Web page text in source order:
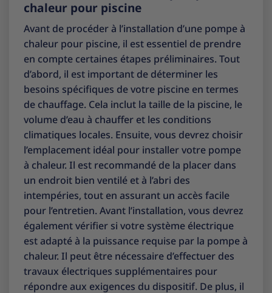
chaleur pour piscine
Avant de procéder à l’installation d’une pompe à
chaleur pour piscine, il est essentiel de prendre
en compte certaines étapes préliminaires. Tout
d’abord, il est important de déterminer les
besoins spécifiques de votre piscine en termes
de chauffage. Cela inclut la taille de la piscine, le
volume d’eau à chauffer et les conditions
climatiques locales. Ensuite, vous devrez choisir
l’emplacement idéal pour installer votre pompe
à chaleur. Il est recommandé de la placer dans
un endroit bien ventilé et à l’abri des
intempéries, tout en assurant un accès facile
pour l’entretien. Avant l’installation, vous devrez
également vérifier si votre système électrique
est adapté à la puissance requise par la pompe à
chaleur. Il peut être nécessaire d’effectuer des
travaux électriques supplémentaires pour
répondre aux exigences du dispositif. De plus, il